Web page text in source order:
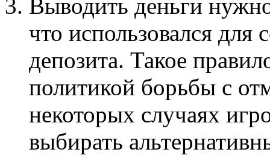
Выводить деньги
что использовался для
депозита. Такое
политикой борьбы с
некоторых случаях
выбирать